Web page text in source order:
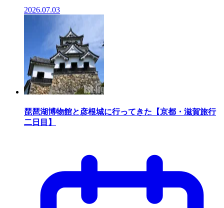
2026.07.03
琵琶湖博物館と彦根城に行ってきた【京都・滋賀旅行
二日目】